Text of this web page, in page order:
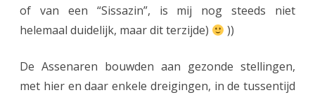
n
S
of van een “Sissazin”, is mij nog steeds niet
helemaal duidelijk, maar dit terzijde)
))
De Assenaren bouwden aan gezonde stellingen,
met hier en daar enkele dreigingen, in de tussentijd